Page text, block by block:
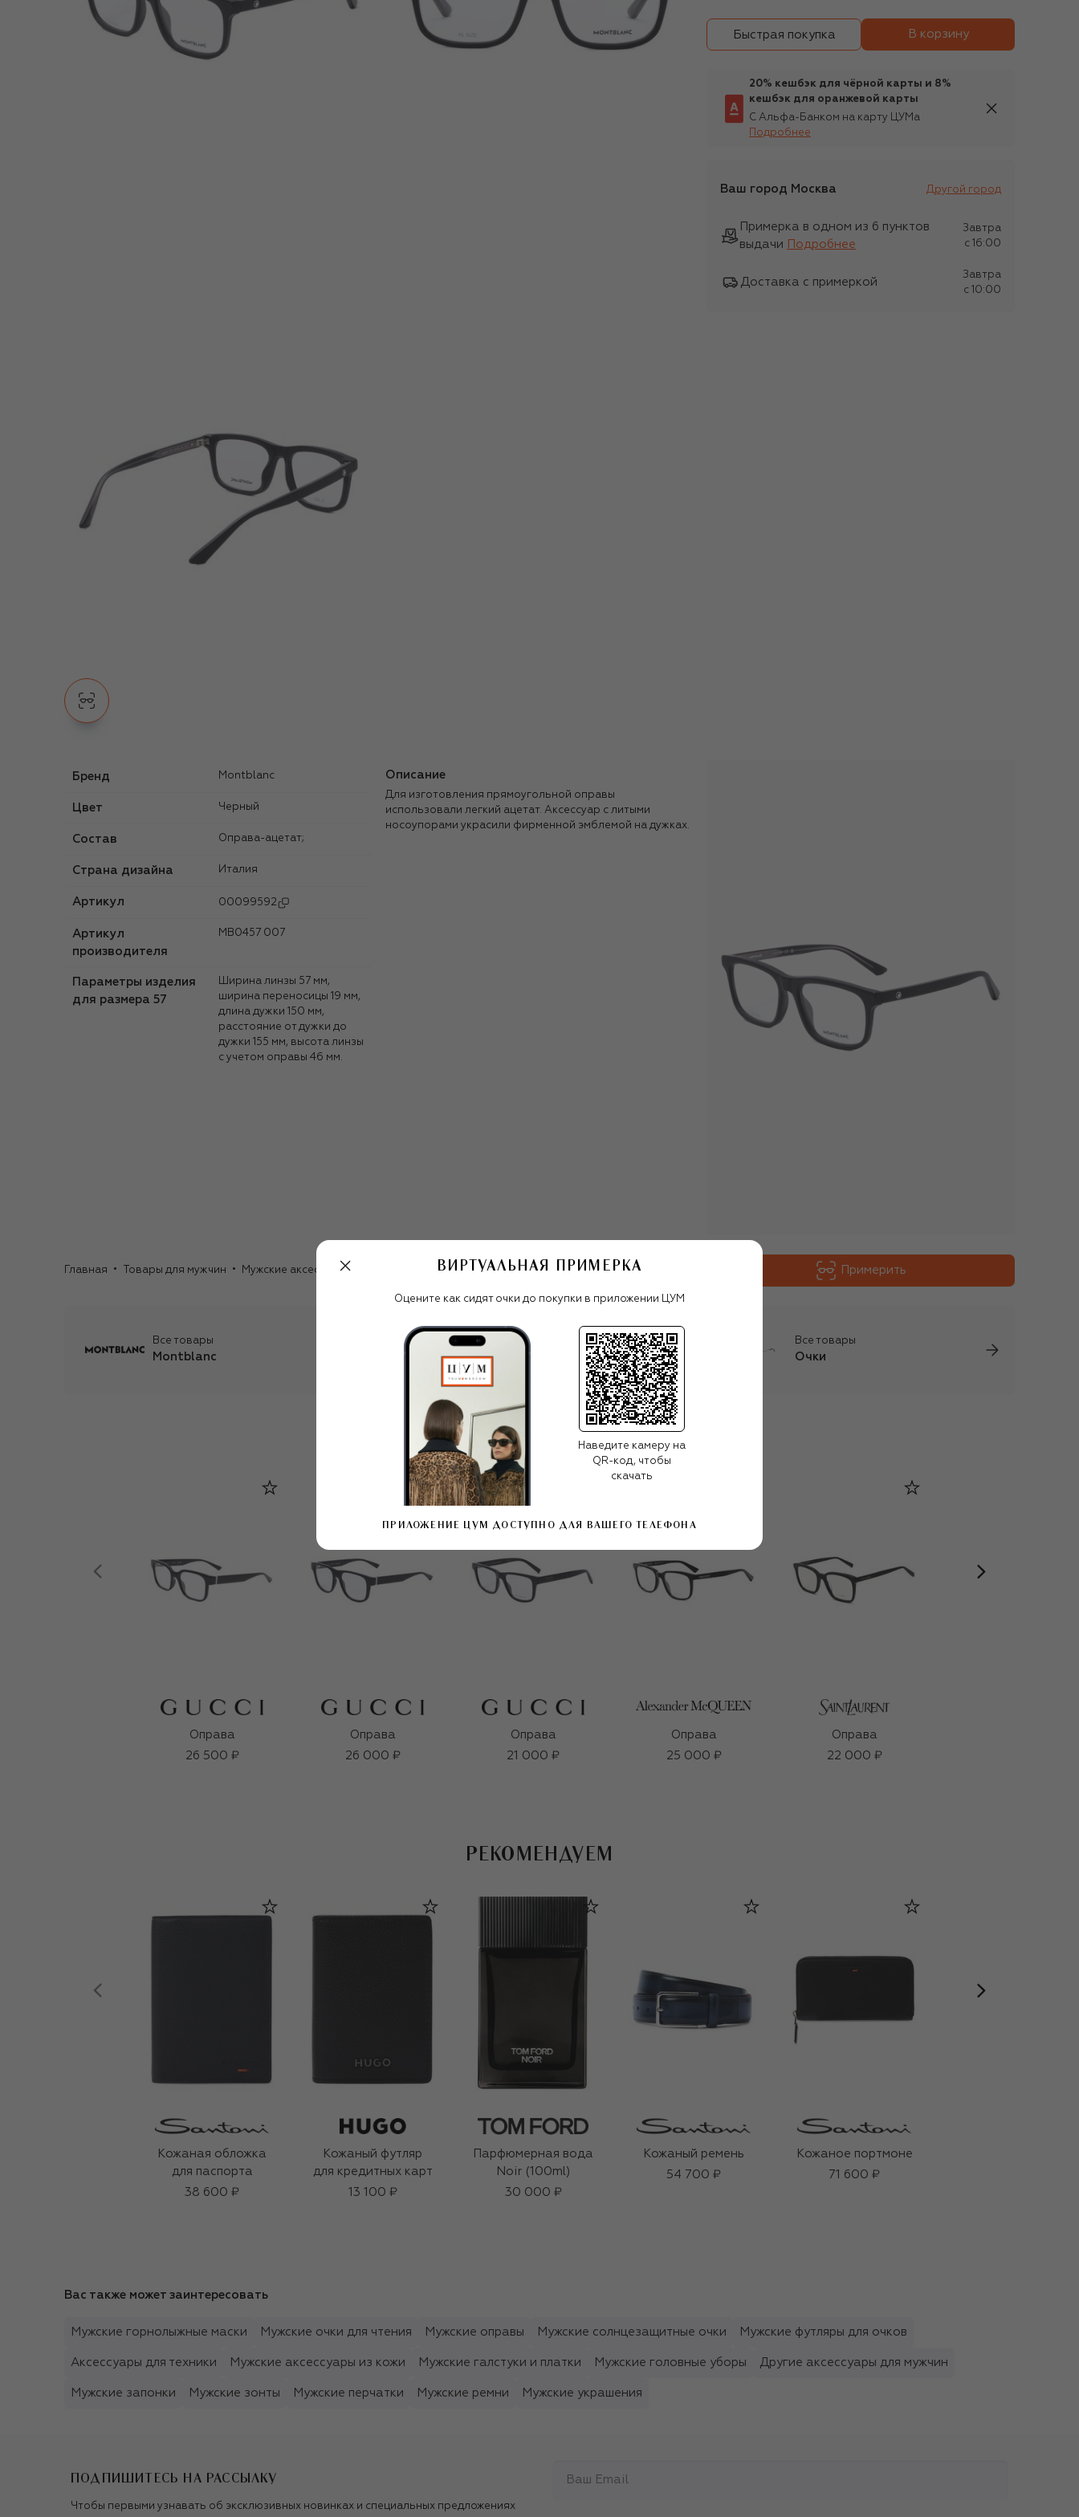
Быстрая покупка В корзину
20% кешбэк для чёрной карты и 8%
кешбэк для оранжевой карты
С Альфа-Банком на карту ЦУМа
Подробнее
Ваш город Москва Другой город
Примерка в одном из 6 пунктов
выдачи
Подробнее
Завтра
c 16:00
Доставка с примеркой
Завтра
c 10:00
Бренд Montblanc
Цвет Черный
Состав Оправа-ацетат;
Страна дизайна Италия
Артикул 00099592
Артикул
производителя
MB0457 007
Параметры изделия
для размера 57
Ширина линзы 57 мм,
ширина переносицы 19 мм,
длина дужки 150 мм,
расстояние от дужки до
дужки 155 мм, высота линзы
с учетом оправы 46 мм.
Описание
Для изготовления прямоугольной оправы
использовали легкий ацетат. Аксессуар с литыми
носоупорами украсили фирменной эмблемой на дужках.
Главная Товары для мужчин Мужские аксессуары Мужские очки Оправа Montblanc Примерить
Все товары
Montblanc
Все очки
Montblanc
Все товары
Очки
ПОХОЖИЕ МОДЕЛИ
Оправа
26 500 ₽
Оправа
26 000 ₽
Оправа
21 000 ₽
Оправа
25 000 ₽
Оправа
22 000 ₽
РЕКОМЕНДУЕМ
Кожаная обложка
для паспорта
38 600 ₽
Кожаный футляр
для кредитных карт
13 100 ₽
Парфюмерная вода
Noir (100ml)
30 000 ₽
Кожаный ремень
54 700 ₽
Кожаное портмоне
71 600 ₽
Вас также может заинтересовать
Мужские горнолыжные маски Мужские очки для чтения Мужские оправы Мужские солнцезащитные очки Мужские футляры для очков
Аксессуары для техники Мужские аксессуары из кожи Мужские галстуки и платки Мужские головные уборы Другие аксессуары для мужчин
Мужские запонки Мужские зонты Мужские перчатки Мужские ремни Мужские украшения
ПОДПИШИТЕСЬ НА РАССЫЛКУ
Чтобы первыми узнавать об эксклюзивных новинках и специальных предложениях
ВИРТУАЛЬНАЯ ПРИМЕРКА
Оцените как сидят очки до покупки в приложении ЦУМ
Наведите камеру на
QR-код, чтобы
скачать
ПРИЛОЖЕНИЕ ЦУМ ДОСТУПНО ДЛЯ ВАШЕГО ТЕЛЕФОНА